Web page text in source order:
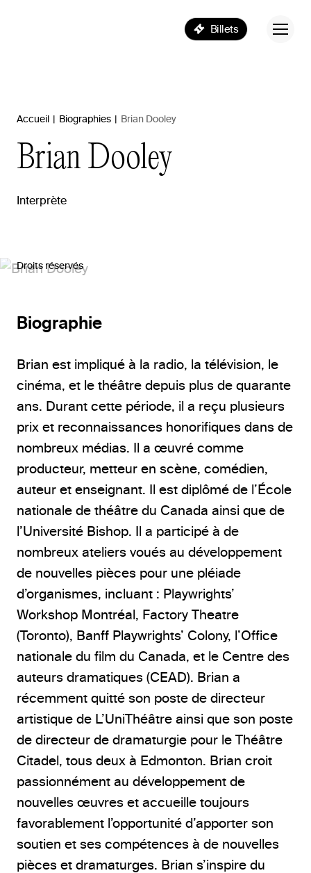
Billets
Accueil | Biographies | Brian Dooley
Brian Dooley
Interprète
Droits réservés
Biographie
Brian est impliqué à la radio, la télévision, le
cinéma, et le théâtre depuis plus de quarante
ans. Durant cette période, il a reçu plusieurs
prix et reconnaissances honorifiques dans de
nombreux médias. Il a œuvré comme
producteur, metteur en scène, comédien,
auteur et enseignant. Il est diplômé de l’École
nationale de théâtre du Canada ainsi que de
l’Université Bishop. Il a participé à de
nombreux ateliers voués au développement
de nouvelles pièces pour une pléiade
d’organismes, incluant : Playwrights’
Workshop Montréal, Factory Theatre
(Toronto), Banff Playwrights’ Colony, l’Office
nationale du film du Canada, et le Centre des
auteurs dramatiques (CEAD). Brian a
récemment quitté son poste de directeur
artistique de L’UniThéâtre ainsi que son poste
de directeur de dramaturgie pour le Théâtre
Citadel, tous deux à Edmonton. Brian croit
passionnément au développement de
nouvelles œuvres et accueille toujours
favorablement l’opportunité d’apporter son
soutien et ses compétences à de nouvelles
pièces et dramaturges. Brian s’inspire du